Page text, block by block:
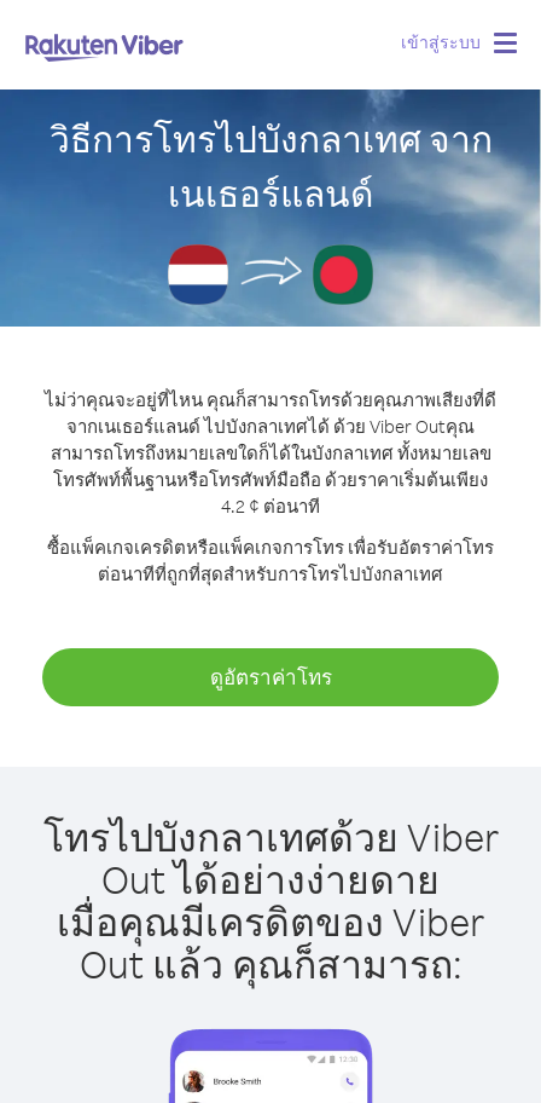
เข้าสู่ระบบ
วิธีการโทรไปบังกลาเทศ จาก
เนเธอร์แลนด์
ไม่ว่าคุณจะอยู่ที่ไหน คุณก็สามารถโทรด้วยคุณภาพเสียงที่ดี
จากเนเธอร์แลนด์ ไปบังกลาเทศได้ ด้วย Viber Outคุณ
สามารถโทรถึงหมายเลขใดก็ได้ในบังกลาเทศ ทั้งหมายเลข
โทรศัพท์พื้นฐานหรือโทรศัพท์มือถือ ด้วยราคาเริ่มต้นเพียง
4.2 ¢ ต่อนาที
ซื้อแพ็คเกจเครดิตหรือแพ็คเกจการโทร เพื่อรับอัตราค่าโทร
ต่อนาทีที่ถูกที่สุดสำหรับการโทรไปบังกลาเทศ
ดูอัตราค่าโทร
โทรไปบังกลาเทศด้วย Viber
Out ได้อย่างง่ายดาย
เมื่อคุณมีเครดิตของ Viber
Out แล้ว คุณก็สามารถ: